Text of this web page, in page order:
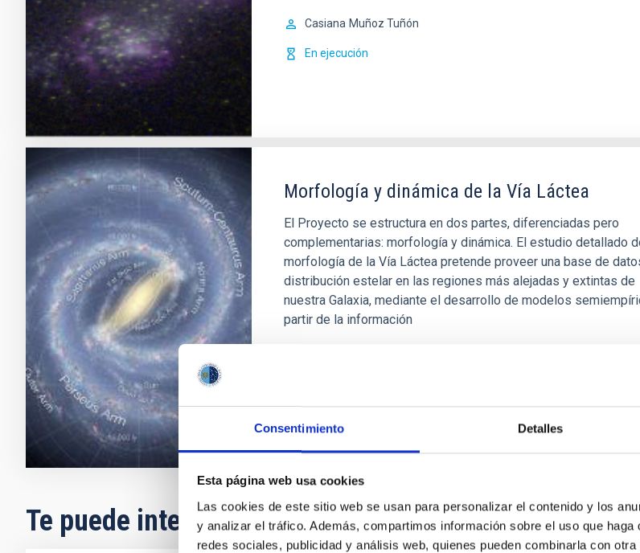
Consentimiento Detalles
Esta página web usa cookies
Las cookies de este sitio web se usan para personalizar el contenido y los
y analizar el tráfico. Además, compartimos información sobre el uso que
redes sociales, publicidad y análisis web, quienes pueden combinarla con
Casiana Muñoz Tuñón
En ejecución
Morfología y dinámica de la Vía Láctea
El Proyecto se estructura en dos partes, diferenciadas pero
complementarias: morfología y dinámica. El estudio detallado
morfología de la Vía Láctea pretende proveer una base de
distribución estelar en las regiones más alejadas y extintas de
nuestra Galaxia, mediante el desarrollo de modelos
partir de la información
Te puede interesar